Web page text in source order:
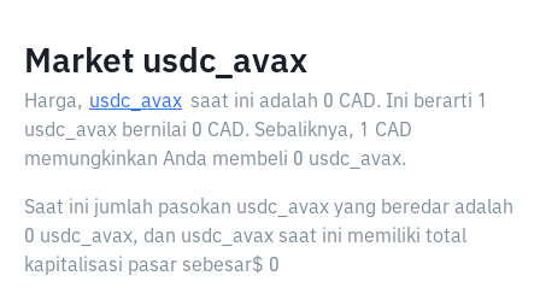
Market usdc_avax
Harga, usdc_avax saat ini adalah 0 CAD. Ini berarti 1
usdc_avax bernilai 0 CAD. Sebaliknya, 1 CAD
memungkinkan Anda membeli 0 usdc_avax.
Saat ini jumlah pasokan usdc_avax yang beredar adalah
0 usdc_avax, dan usdc_avax saat ini memiliki total
kapitalisasi pasar sebesar$ 0